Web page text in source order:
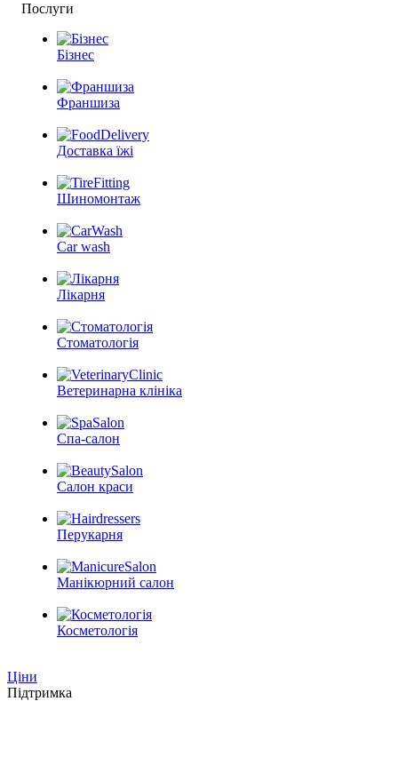
Послуги
Бізнес
Франшиза
Доставка їжі
Шиномонтаж
Car wash
Лікарня
Стоматологія
Ветеринарна клініка
Спа-салон
Салон краси
Перукарня
Манікюрний салон
Косметологія
Ціни
Підтримка